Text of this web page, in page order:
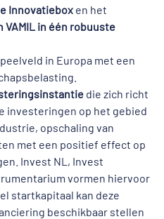
Innovatiebox en het
VAMIL in één robuuste
in Europa met een
die zich richt
investeringen op het gebied
opschaling van
met een positief effect op
Invest NL, Invest
vormen hiervoor
startkapitaal kan deze
beschikbaar stellen